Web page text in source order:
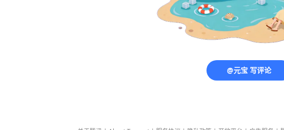
@元宝 写评论